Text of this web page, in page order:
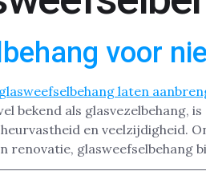
voor
bekend als
en veelzijdigheid.
renovatie, glasweefselbehang